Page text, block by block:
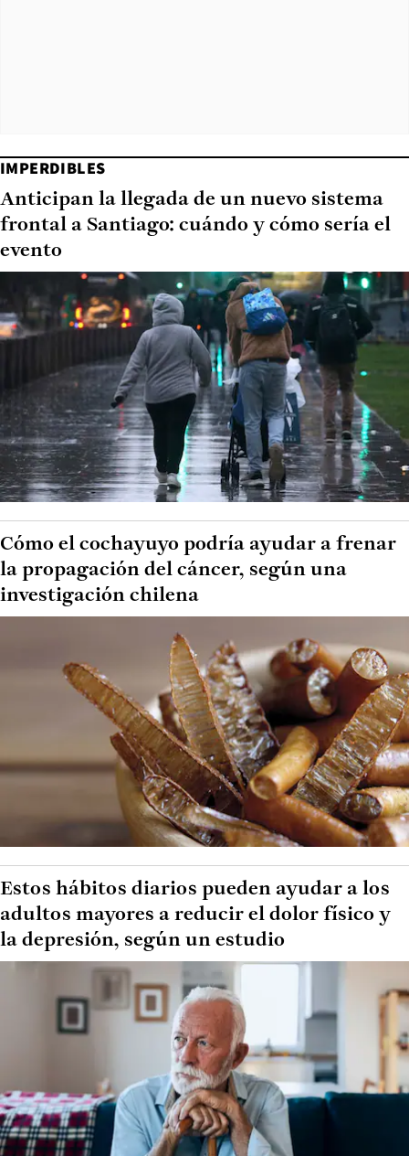
IMPERDIBLES
Anticipan la llegada de un nuevo sistema
frontal a Santiago: cuándo y cómo sería el
evento
Cómo el cochayuyo podría ayudar a frenar
la propagación del cáncer, según una
investigación chilena
Estos hábitos diarios pueden ayudar a los
adultos mayores a reducir el dolor físico y
la depresión, según un estudio